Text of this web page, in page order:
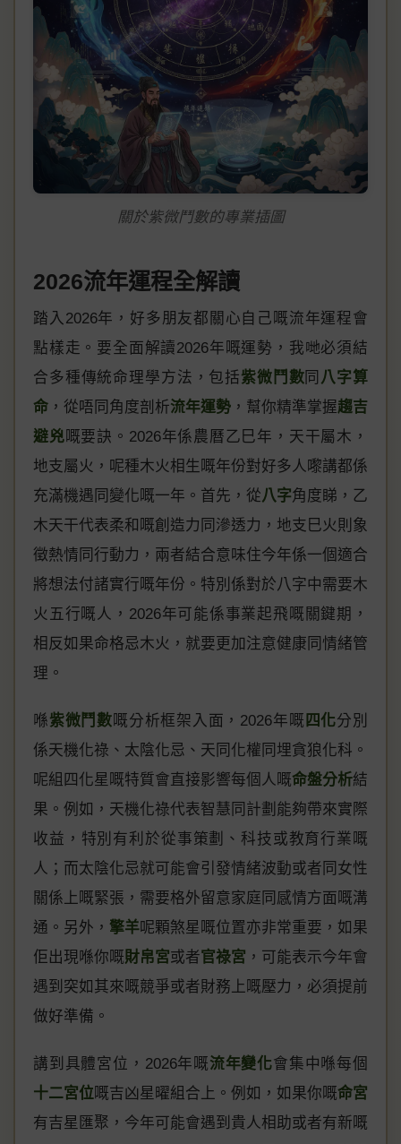
關於紫微鬥數的專業插圖
2026流年運程全解讀
踏入2026年，好多朋友都關心自己嘅流年運程會
點樣走。要全面解讀2026年嘅運勢，我哋必須結
合多種傳統命理學方法，包括紫微鬥數 同 八字算
命 ，從唔同角度剖析流年運勢 ，幫你精準掌握趨吉
避兇嘅要訣。2026年係農曆乙巳年，天干屬木，
地支屬火，呢種木火相生嘅年份對好多人嚟講都係
充滿機遇同變化嘅一年。首先，從八字角度睇，乙
木天干代表柔和嘅創造力同滲透力，地支巳火則象
徵熱情同行動力，兩者結合意味住今年係一個適合
將想法付諸實行嘅年份。特別係對於八字中需要木
火五行嘅人，2026年可能係事業起飛嘅關鍵期，
相反如果命格忌木火，就要更加注意健康同情緒管
理。
喺紫微鬥數嘅分析框架入面，2026年嘅 四化分別
係天機化祿、太陰化忌、天同化權同埋貪狼化科。
呢組四化星嘅特質會直接影響每個人嘅命盤分析結
果。例如，天機化祿代表智慧同計劃能夠帶來實際
收益，特別有利於從事策劃、科技或教育行業嘅
人；而太陰化忌就可能會引發情緒波動或者同女性
關係上嘅緊張，需要格外留意家庭同感情方面嘅溝
通。另外， 擎羊呢顆煞星嘅位置亦非常重要，如果
佢出現喺你嘅財帛宮或者官祿宮 ，可能表示今年會
遇到突如其來嘅競爭或者財務上嘅壓力，必須提前
做好準備。
講到具體宮位，2026年嘅流年變化會集中喺每個
十二宮位嘅吉凶星曜組合上。例如，如果你嘅命宮
有吉星匯聚，今年可能會遇到貴人相助或者有新嘅